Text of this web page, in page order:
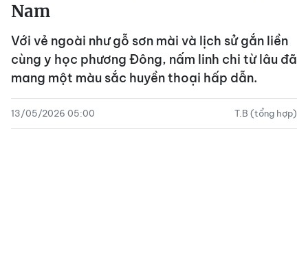
Nam
Với vẻ ngoài như gỗ sơn mài và lịch sử gắn liền
cùng y học phương Đông, nấm linh chi từ lâu đã
mang một màu sắc huyền thoại hấp dẫn.
13/05/2026 05:00 T.B (tổng hợp)